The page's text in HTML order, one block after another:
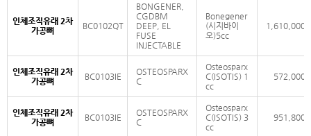
인체조직유래 2차
가공뼈
BC0102QT
BONGENER,
CGDBM
DEEP, EL
FUSE
INJECTABLE
Bonegener
(시지바이
오)5cc
1,610,000
인체조직유래 2차
가공뼈
BC0103IE
OSTEOSPARX
C
Osteosparx
C(ISOTIS) 1
cc
572,000
인체조직유래 2차
가공뼈
BC0103IE
OSTEOSPARX
C
Osteosparx
C(ISOTIS) 3
cc
951,800